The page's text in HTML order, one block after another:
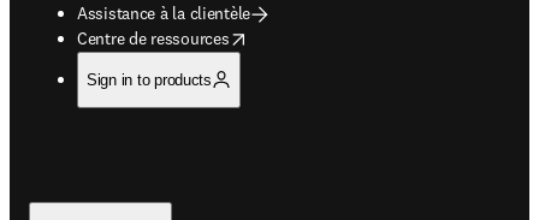
Assistance à la clientèle
Centre de ressources
opens in new tab/window
Sign in to products